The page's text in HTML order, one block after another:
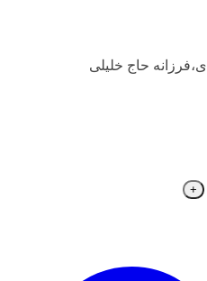
حاج خلیلی